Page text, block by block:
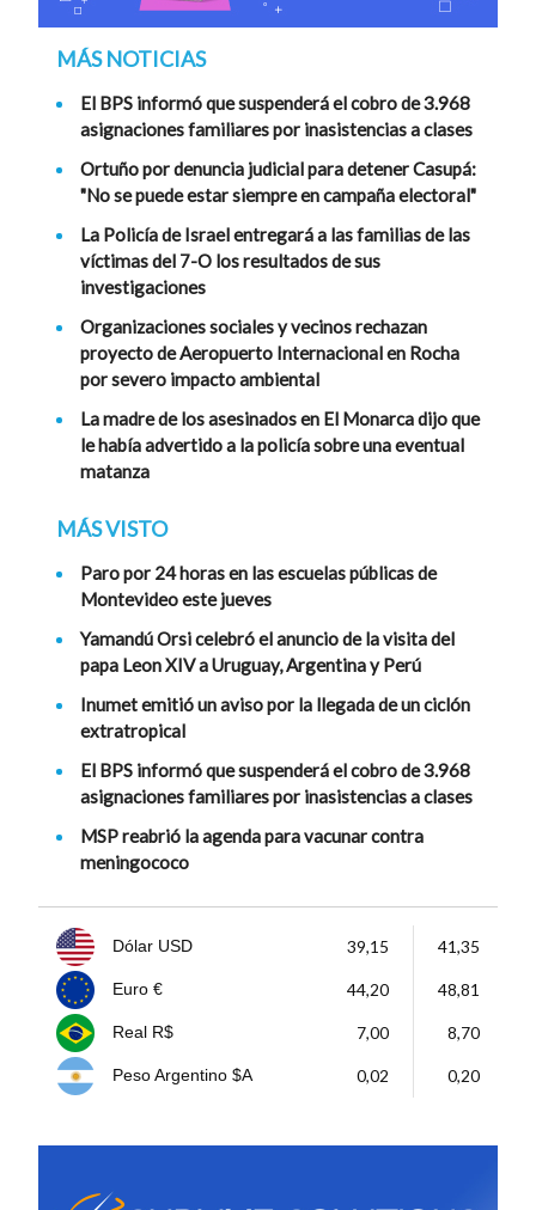
MÁS NOTICIAS
El BPS informó que suspenderá el cobro de 3.968
asignaciones familiares por inasistencias a clases
Ortuño por denuncia judicial para detener Casupá:
"No se puede estar siempre en campaña electoral"
La Policía de Israel entregará a las familias de las
víctimas del 7-O los resultados de sus
investigaciones
Organizaciones sociales y vecinos rechazan
proyecto de Aeropuerto Internacional en Rocha
por severo impacto ambiental
La madre de los asesinados en El Monarca dijo que
le había advertido a la policía sobre una eventual
matanza
MÁS VISTO
Paro por 24 horas en las escuelas públicas de
Montevideo este jueves
Yamandú Orsi celebró el anuncio de la visita del
papa Leon XIV a Uruguay, Argentina y Perú
Inumet emitió un aviso por la llegada de un ciclón
extratropical
El BPS informó que suspenderá el cobro de 3.968
asignaciones familiares por inasistencias a clases
MSP reabrió la agenda para vacunar contra
meningococo
Dólar USD 39,15 41,35
Euro € 44,20 48,81
Real R$ 7,00 8,70
Peso Argentino $A 0,02 0,20